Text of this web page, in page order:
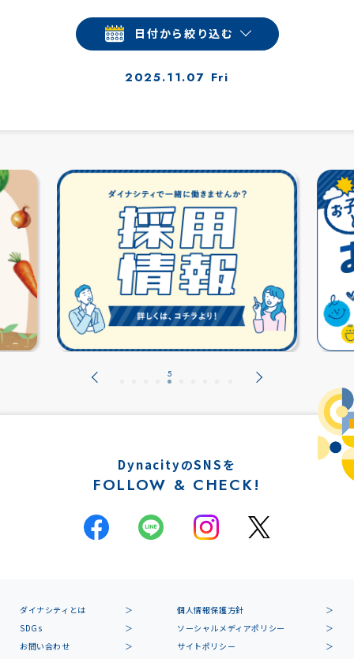
日付から絞り込む
2025.11.07 Fri
DynacityのSNSを
FOLLOW & CHECK!
ダイナシティとは
個人情報保護方針
SDGs
ソーシャルメディアポリシー
お問い合わせ
サイトポリシー